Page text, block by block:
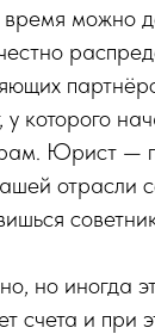
можно
которого
Юрист —
отрасли
но иногда
счета и при